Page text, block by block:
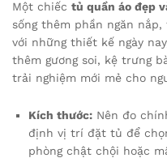
Một chiếc tủ quần áo đẹp
sống thêm phần ngăn
với những thiết kế ngày
thêm gương soi, kệ trưng
trải nghiệm mới mẻ cho
Kích thước: Nên đo
định vị trí đặt tủ để
phòng chật chội hoặc